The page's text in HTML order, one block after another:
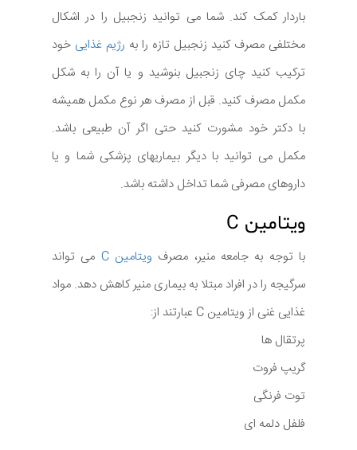
باردار کمک کند. شما می توانید زنجبیل را در اشکال
مختلفی مصرف کنید زنجبیل تازه را به رژیم غذایی خود
ترکیب کنید چای زنجبیل بنوشید و یا آن را به شکل
مکمل مصرف کنید. قبل از مصرف هر نوع مکمل همیشه
با دکتر خود مشورت کنید حتی اگر آن طبیعی باشد.
مکمل می توانید با دیگر بیماریهای پزشکی شما و یا
داروهای مصرفی شما تداخل داشته باشد.
ویتامین C
با توجه به جامعه منیر، مصرف ویتامین C
می تواند
سرگیجه را در افراد مبتلا به بیماری منیر کاهش دهد. مواد
غذایی غنی از ویتامین C عبارتند از:
پرتقال ها
گریپ فروت
توت فرنگی
فلفل دلمه ای